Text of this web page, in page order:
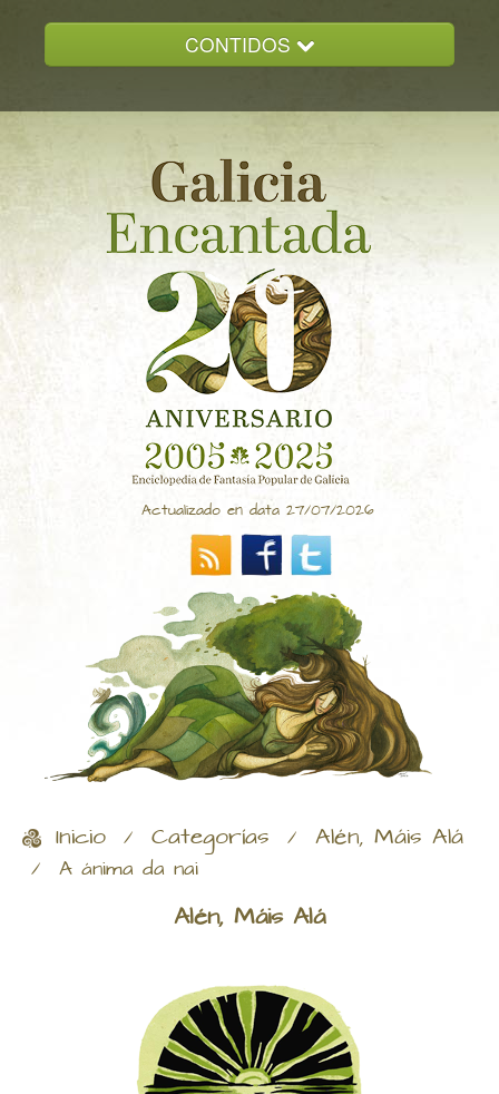
CONTIDOS
GALICIA ENCANTADA
DOCUMENTACION
NOVAS
CONTACTO
Actualizado en data 27/07/2026
Inicio / Categorías / Alén, Máis Alá
/ A ánima da nai
Alén, Máis Alá